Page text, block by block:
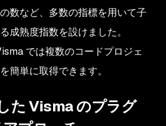
数など、多数の指標を用いて子
成熟度指数を設けました。
では複数のコードプロジェ
簡単に取得できます。
た Visma のプラグ